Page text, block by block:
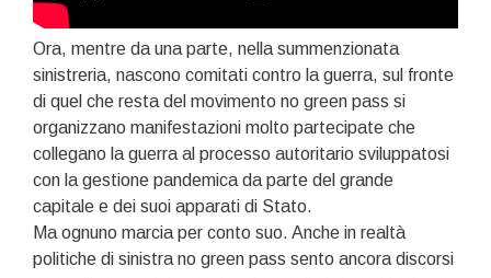
Ora, mentre da una parte, nella summenzionata
sinistreria, nascono comitati contro la guerra, sul fronte
di quel che resta del movimento no green pass si
organizzano manifestazioni molto partecipate che
collegano la guerra al processo autoritario sviluppatosi
con la gestione pandemica da parte del grande
capitale e dei suoi apparati di Stato.
Ma ognuno marcia per conto suo. Anche in realtà
politiche di sinistra no green pass sento ancora discorsi